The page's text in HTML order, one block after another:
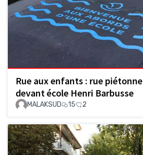
Rue aux enfants : rue piétonne
devant école Henri Barbusse
MALAKSUD 15 2